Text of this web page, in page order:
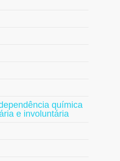
química
e involuntária